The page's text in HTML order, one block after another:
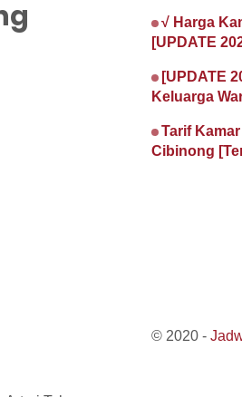
√ Harga
[UPDATE
[UPDATE
Keluarga
Tarif
Cibinong
© 2020 -